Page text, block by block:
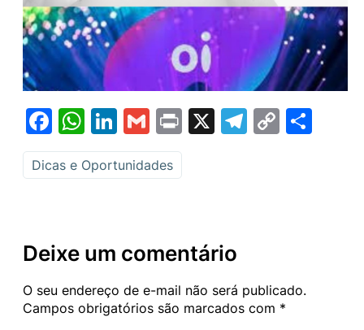
Facebook
WhatsApp
LinkedIn
GmailPrint
X Telegram
Copy
Dicas e Oportunidades
Deixe um comentário
O seu endereço de e-mail não será publicado.
Campos obrigatórios são marcados com *